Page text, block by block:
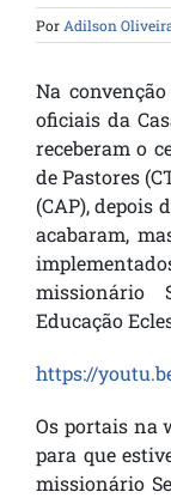
Por Adilson
Na
oficiais da
receberam o
de Pastores
(CAP), depois
acabaram,
missionário
Educação
https://
Os portais na
para que
missionário